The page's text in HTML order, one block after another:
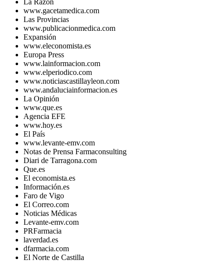
La Razón
www.gacetamedica.com
Las Provincias
www.publicacionmedica.com
Expansión
www.eleconomista.es
Europa Press
www.lainformacion.com
www.elperiodico.com
www.noticiascastillayleon.com
www.andaluciainformacion.es
La Opinión
www.que.es
Agencia EFE
www.hoy.es
El País
www.levante-emv.com
Notas de Prensa Farmaconsulting
Diari de Tarragona.com
Que.es
El economista.es
Información.es
Faro de Vigo
El Correo.com
Noticias Médicas
Levante-emv.com
PRFarmacia
laverdad.es
dfarmacia.com
El Norte de Castilla